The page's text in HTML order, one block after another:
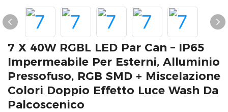
7 X 40W RGBL LED Par Can – IP65
Impermeabile Per Esterni, Alluminio
Pressofuso, RGB SMD + Miscelazione
Colori Doppio Effetto Luce Wash Da
Palcoscenico